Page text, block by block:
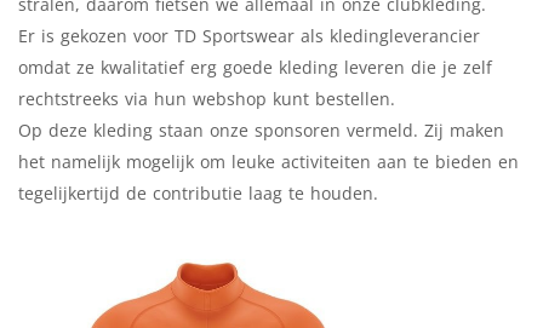
Er is gekozen voor TD Sportswear als kledingleverancier
omdat ze kwalitatief erg goede kleding leveren die je zelf
rechtstreeks via hun webshop kunt bestellen.
Op deze kleding staan onze sponsoren vermeld. Zij maken
het namelijk mogelijk om leuke activiteiten aan te bieden en
tegelijkertijd de contributie laag te houden.